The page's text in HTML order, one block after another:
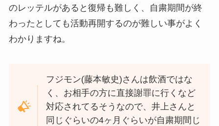
のレッテルがあると復帰も難しく、自粛期間が終
わったとしても活動再開するのが難しい事がよく
わかりますね。
フジモン(藤本敏史)さんは飲酒ではな
く、お相手の方に直接謝罪に行くなど
対応されてるそうなので、井上さんと
同じぐらいの4ヶ月ぐらいが自粛期間じ